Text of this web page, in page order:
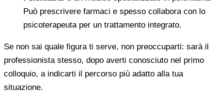
Può prescrivere farmaci e spesso collabora con lo
psicoterapeuta per un trattamento integrato.
Se non sai quale figura ti serve, non preoccuparti: sarà il
professionista stesso, dopo averti conosciuto nel primo
colloquio, a indicarti il percorso più adatto alla tua
situazione.